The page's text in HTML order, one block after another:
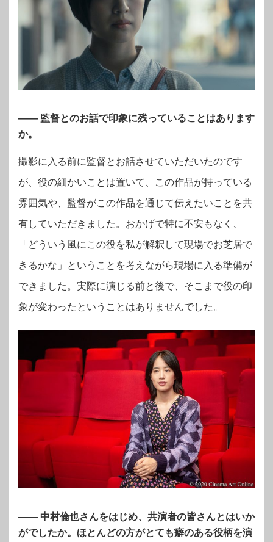
—— 監督とのお話で印象に残っていることはあります
か。
撮影に入る前に監督とお話させていただいたのです
が、役の細かいことは置いて、この作品が持っている
雰囲気や、監督がこの作品を通じて伝えたいことを共
有していただきました。おかげで特に不安もなく、
「どういう風にこの役を私が解釈して現場でお芝居で
きるかな」ということを考えながら現場に入る準備が
できました。実際に演じる前と後で、そこまで役の印
象が変わったということはありませんでした。
—— 中村倫也さんをはじめ、共演者の皆さんとはいか
がでしたか。ほとんどの方がとても癖のある役柄を演